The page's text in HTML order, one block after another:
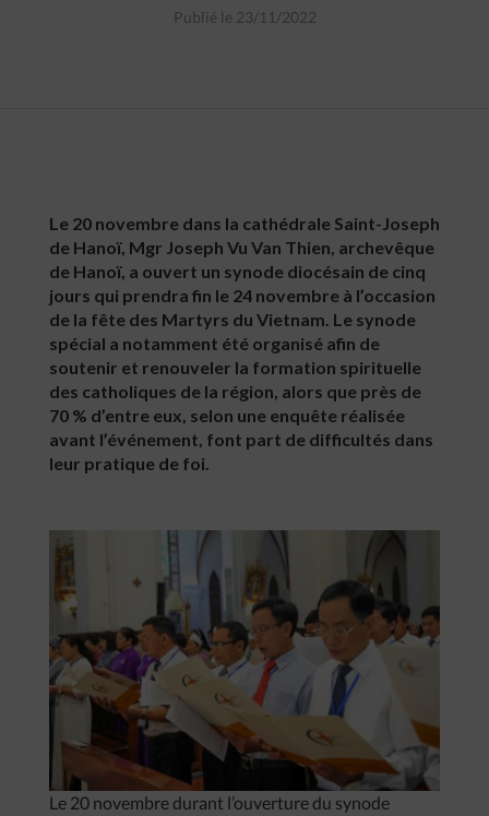
Publié le 23/11/2022
Le 20 novembre dans la cathédrale Saint-Joseph
de Hanoï, Mgr Joseph Vu Van Thien, archevêque
de Hanoï, a ouvert un synode diocésain de cinq
jours qui prendra fin le 24 novembre à l’occasion
de la fête des Martyrs du Vietnam. Le synode
spécial a notamment été organisé afin de
soutenir et renouveler la formation spirituelle
des catholiques de la région, alors que près de
70 % d’entre eux, selon une enquête réalisée
avant l’événement, font part de difficultés dans
leur pratique de foi.
Le 20 novembre durant l’ouverture du synode